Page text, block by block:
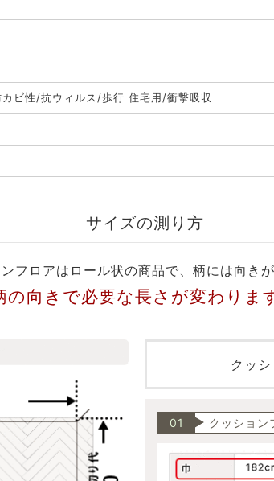
ビ性/抗ウィルス/歩行 住宅用/衝撃吸収
サイズの測り方
フロアはロール状の商品で、柄には向きが
の向きで必要な長さが変わりま
クッ
01 クッション